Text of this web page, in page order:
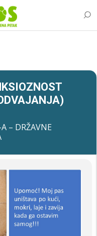
– DRŽAVNE